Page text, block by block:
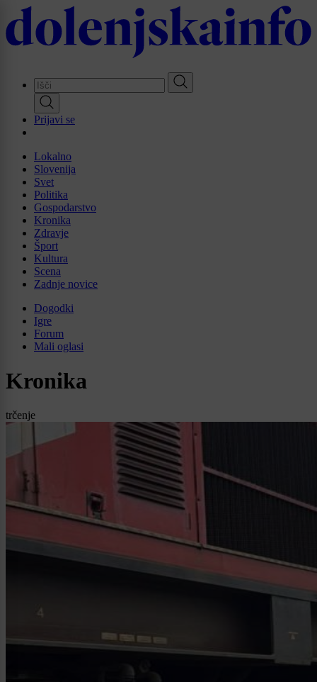
Skip
to
main
Prijavi se
Lokalno
Slovenija
Svet
Politika
Gospodarstvo
Kronika
Zdravje
Šport
Kultura
Scena
Zadnje novice
Dogodki
Igre
Forum
Mali oglasi
Kronika
trčenje